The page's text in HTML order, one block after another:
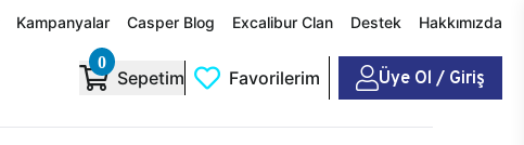
Kampanyalar Casper Blog Excalibur Clan Destek Hakkımızda
0
Sepetim Favorilerim Üye Ol / Giriş